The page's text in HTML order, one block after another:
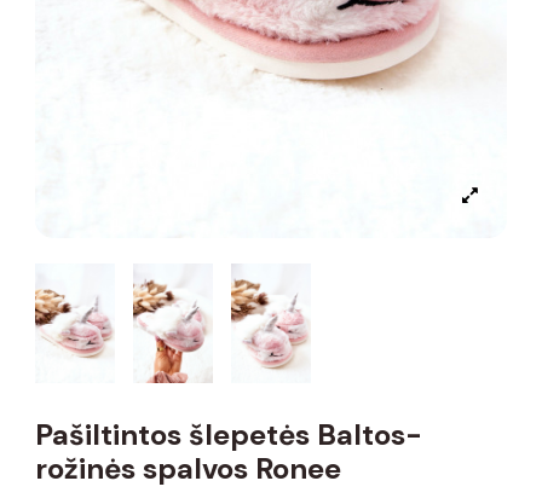
Pašiltintos šlepetės Baltos-
rožinės spalvos Ronee